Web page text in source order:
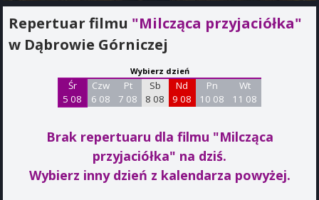
Repertuar filmu "Milcząca przyjaciółka"
w Dąbrowie Górniczej
Wybierz dzień
Śr
5 08
Czw
6 08
Pt
7 08
Sb
8 08
Nd
9 08
Pn
10 08
Wt
11 08
Brak repertuaru dla filmu "Milcząca
przyjaciółka" na dziś.
Wybierz inny dzień z kalendarza powyżej.